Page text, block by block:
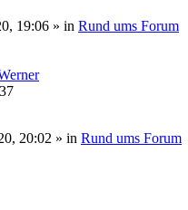
19:06 » in Rund ums Forum
20:02 » in Rund ums Forum